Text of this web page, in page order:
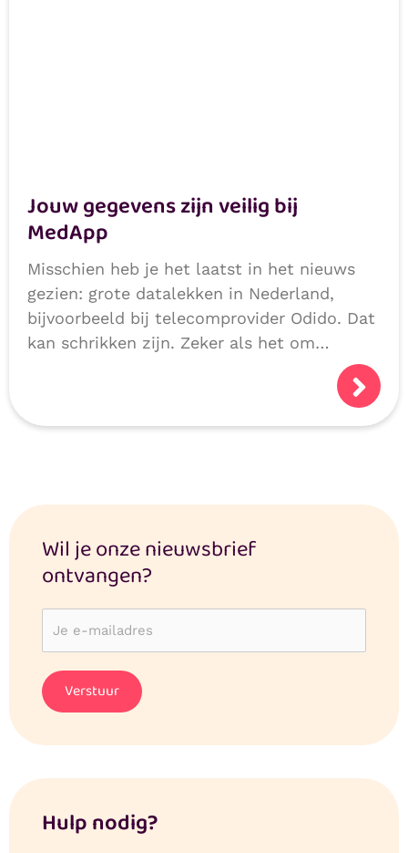
Jouw gegevens zijn veilig bij
MedApp
Misschien heb je het laatst in het nieuws
gezien: grote datalekken in Nederland,
bijvoorbeeld bij telecomprovider Odido. Dat
kan schrikken zijn. Zeker als het om
persoonlijke of medische gegevens gaat.
Logisch dat je je afvraagt: hoe veilig zijn
Wil je onze nieuwsbrief
ontvangen?
Hulp nodig?